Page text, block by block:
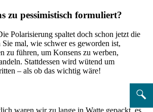
zu pessimistisch formuliert?
Polarisierung spaltet doch schon jetzt die
Sie mal, wie schwer es geworden ist,
zu führen, um Konsens zu werben,
Stattdessen wird wütend um
– als ob das wichtig wäre!
waren wir zu lange in Watte gepackt, es